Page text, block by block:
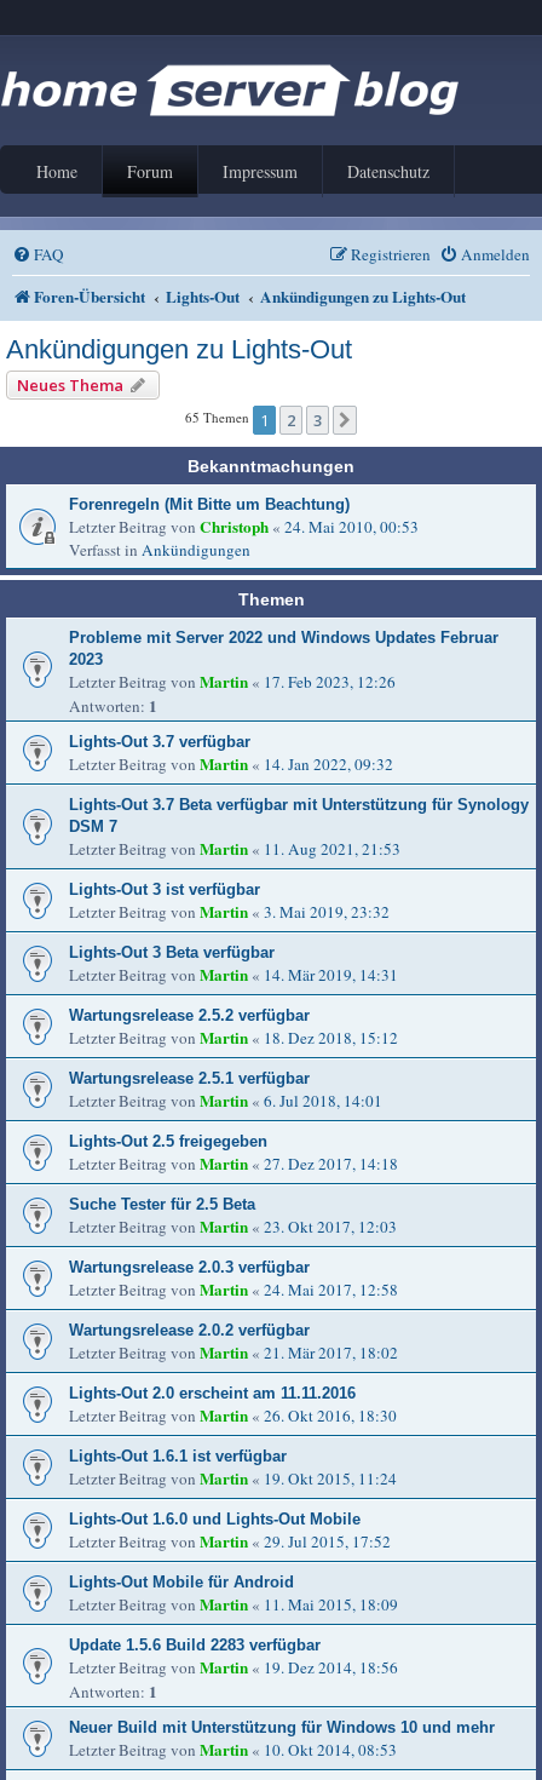
Home Forum Impressum Datenschutz
FAQ Anmelden
Registrieren
Foren-Übersicht Lights-Out Ankündigungen zu Lights-Out
Ankündigungen zu Lights-Out
Neues Thema
65 Themen 1 2 3
Bekanntmachungen
Forenregeln (Mit Bitte um Beachtung)
Letzter Beitrag von Christoph « 24. Mai 2010, 00:53
Verfasst in Ankündigungen
Themen
Probleme mit Server 2022 und Windows Updates Februar
2023
Letzter Beitrag von Martin « 17. Feb 2023, 12:26
Antworten: 1
Lights-Out 3.7 verfügbar
Letzter Beitrag von Martin « 14. Jan 2022, 09:32
Lights-Out 3.7 Beta verfügbar mit Unterstützung für Synology
DSM 7
Letzter Beitrag von Martin « 11. Aug 2021, 21:53
Lights-Out 3 ist verfügbar
Letzter Beitrag von Martin « 3. Mai 2019, 23:32
Lights-Out 3 Beta verfügbar
Letzter Beitrag von Martin « 14. Mär 2019, 14:31
Wartungsrelease 2.5.2 verfügbar
Letzter Beitrag von Martin « 18. Dez 2018, 15:12
Wartungsrelease 2.5.1 verfügbar
Letzter Beitrag von Martin « 6. Jul 2018, 14:01
Lights-Out 2.5 freigegeben
Letzter Beitrag von Martin « 27. Dez 2017, 14:18
Suche Tester für 2.5 Beta
Letzter Beitrag von Martin « 23. Okt 2017, 12:03
Wartungsrelease 2.0.3 verfügbar
Letzter Beitrag von Martin « 24. Mai 2017, 12:58
Wartungsrelease 2.0.2 verfügbar
Letzter Beitrag von Martin « 21. Mär 2017, 18:02
Lights-Out 2.0 erscheint am 11.11.2016
Letzter Beitrag von Martin « 26. Okt 2016, 18:30
Lights-Out 1.6.1 ist verfügbar
Letzter Beitrag von Martin « 19. Okt 2015, 11:24
Lights-Out 1.6.0 und Lights-Out Mobile
Letzter Beitrag von Martin « 29. Jul 2015, 17:52
Lights-Out Mobile für Android
Letzter Beitrag von Martin « 11. Mai 2015, 18:09
Update 1.5.6 Build 2283 verfügbar
Letzter Beitrag von Martin « 19. Dez 2014, 18:56
Antworten: 1
Neuer Build mit Unterstützung für Windows 10 und mehr
Letzter Beitrag von Martin « 10. Okt 2014, 08:53